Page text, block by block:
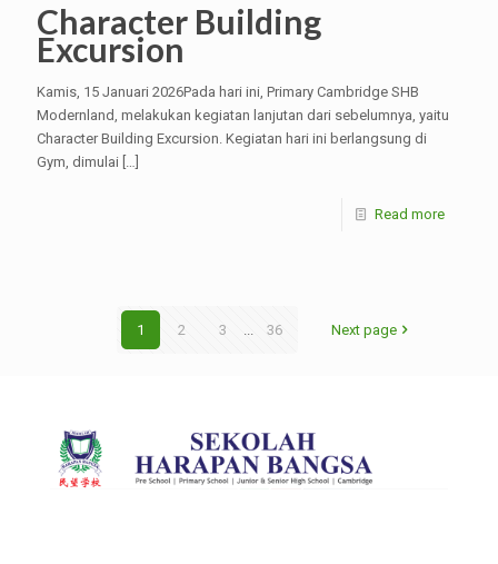
Character Building
Excursion
Kamis, 15 Januari 2026Pada hari ini, Primary Cambridge SHB
Modernland, melakukan kegiatan lanjutan dari sebelumnya, yaitu
Character Building Excursion. Kegiatan hari ini berlangsung di
Gym, dimulai […]
Read more
1 2 3 ... 36 Next page